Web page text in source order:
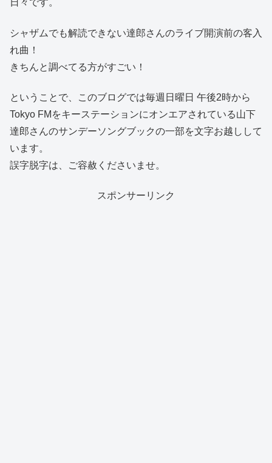
日々です。
シャザムでも解読できない達郎さんのライブ開演前の客入
れ曲！
きちんと調べてる方がすごい！
ということで、このブログでは毎週日曜日 午後2時から
Tokyo FMをキーステーションにオンエアされている山下
達郎さんのサンデーソングブックの一部を文字お越しして
います。
誤字脱字は、ご容赦くださいませ。
スポンサーリンク